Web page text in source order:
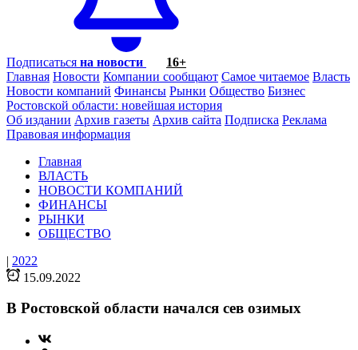
Подписаться на новости
16+
Главная Новости Компании сообщают Самое читаемое Власть
Новости компаний Финансы Рынки Общество Бизнес
Ростовской области: новейшая история
Об издании Архив газеты Архив сайта Подписка Реклама
Правовая информация
Главная
ВЛАСТЬ
НОВОСТИ КОМПАНИЙ
ФИНАНСЫ
РЫНКИ
ОБЩЕСТВО
| 2022
15.09.2022
В Ростовской области начался сев озимых